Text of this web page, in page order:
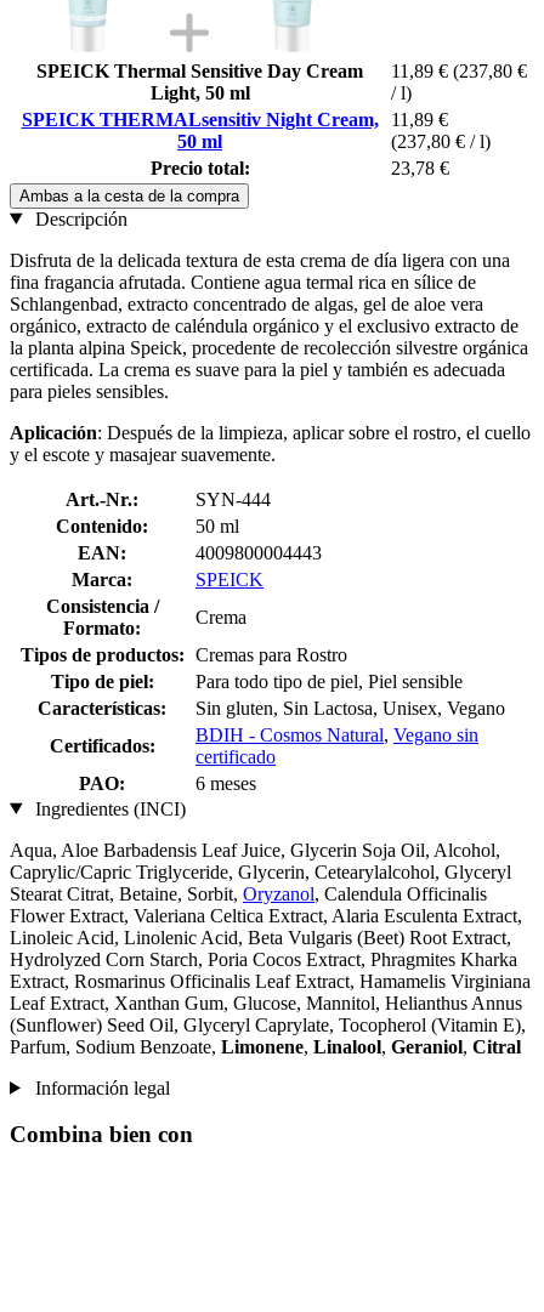
SPEICK Thermal Sensitive Day Cream
Light, 50 ml
11,89 € (237,80 €
/ l)
SPEICK THERMALsensitiv Night Cream,
50 ml
11,89 €
(237,80 € / l)
Precio total:
23,78 €
Ambas a la cesta de la compra
Descripción
Disfruta de la delicada textura de esta crema de día ligera con una
fina fragancia afrutada. Contiene agua termal rica en sílice de
Schlangenbad, extracto concentrado de algas, gel de aloe vera
orgánico, extracto de caléndula orgánico y el exclusivo extracto de
la planta alpina Speick, procedente de recolección silvestre orgánica
certificada. La crema es suave para la piel y también es adecuada
para pieles sensibles.
Aplicación: Después de la limpieza, aplicar sobre el rostro, el cuello
y el escote y masajear suavemente.
Art.-Nr.:
SYN-444
Contenido:
50 ml
EAN:
4009800004443
Marca:
SPEICK
Consistencia /
Formato:
Crema
Tipos de productos: Cremas para Rostro
Tipo de piel:
Para todo tipo de piel, Piel sensible
Características:
Sin gluten, Sin Lactosa, Unisex, Vegano
Certificados:
BDIH - Cosmos Natural, Vegano sin
certificado
PAO:
6 meses
Ingredientes (INCI)
Aqua, Aloe Barbadensis Leaf Juice, Glycerin Soja Oil, Alcohol,
Caprylic/Capric Triglyceride, Glycerin, Cetearylalcohol, Glyceryl
Stearat Citrat, Betaine, Sorbit, Oryzanol, Calendula Officinalis
Flower Extract, Valeriana Celtica Extract, Alaria Esculenta Extract,
Linoleic Acid, Linolenic Acid, Beta Vulgaris (Beet) Root Extract,
Hydrolyzed Corn Starch, Poria Cocos Extract, Phragmites Kharka
Extract, Rosmarinus Officinalis Leaf Extract, Hamamelis Virginiana
Leaf Extract, Xanthan Gum, Glucose, Mannitol, Helianthus Annus
(Sunflower) Seed Oil, Glyceryl Caprylate, Tocopherol (Vitamin E),
Parfum, Sodium Benzoate, Limonene, Linalool, Geraniol, Citral
Información legal
Combina bien con